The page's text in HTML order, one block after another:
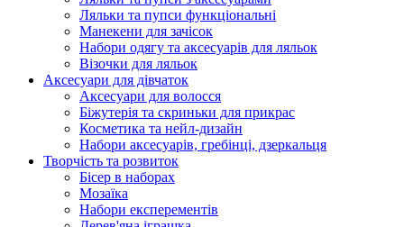
Ляльки та пупси функціональні
Манекени для зачісок
Набори одягу та аксесуарів для ляльок
Візочки для ляльок
Аксесуари для дівчаток
Аксесуари для волосся
Біжутерія та скриньки для прикрас
Косметика та нейл-дизайн
Набори аксесуарів, гребінці, дзеркальця
Творчість та розвиток
Бісер в наборах
Мозаїка
Набори експерементів